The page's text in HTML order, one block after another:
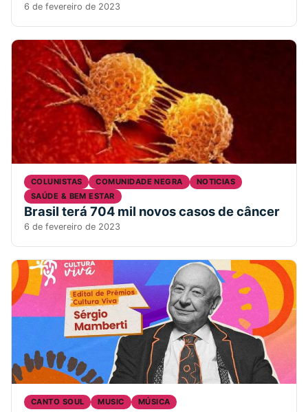
6 de fevereiro de 2023
COLUNISTAS COMUNIDADE NEGRA
NOTICIAS
SAÚDE & BEM ESTAR
Brasil terá 704 mil novos casos de câncer
6 de fevereiro de 2023
CANTO SOUL MUSIC MÚSICA